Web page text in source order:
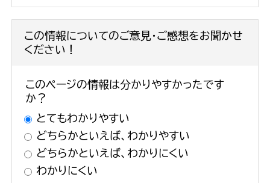
この情報についてのご意見・ご感想をお聞かせ
ください！
このページの情報は分かりやすかったです
か？
とてもわかりやすい
どちらかといえば、わかりやすい
どちらかといえば、わかりにくい
わかりにくい